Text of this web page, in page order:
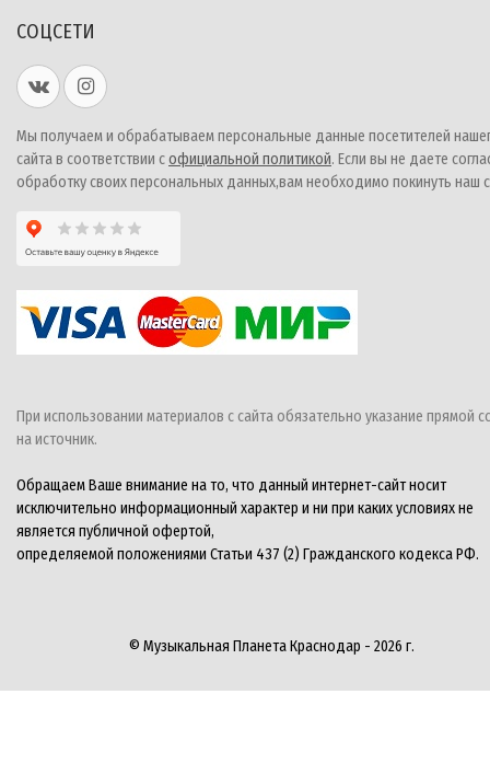
СОЦСЕТИ
Мы получаем и обрабатываем персональные данные посетителей
сайта в соответствии софициальной политикой. Если вы не даете
обработку своих персональных данных,вам необходимо покинуть наш
При использовании материалов с сайта обязательно указание прямой
на источник.
Обращаем Ваше внимание на то, что данный интернет-сайт носит
исключительно информационный характер и ни при каких условиях не
является публичной офертой,
определяемой положениями Статьи 437 (2) Гражданского кодекса РФ.
© Музыкальная Планета Краснодар - 2026 г.